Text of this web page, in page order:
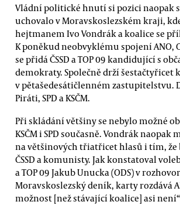
Vládní politické hnutí si pozici naopak
uchovalo v Moravskoslezském kraji,
hejtmanem Ivo Vondrák a koalice se
K poněkud neobvyklému spojení ANO,
se přidá ČSSD a TOP 09 kandidující s
demokraty. Společně drží šestačtyřicet
v pětašedesátičlenném zastupitelstvu.
Piráti, SPD a KSČM.
Při skládání většiny se nebylo možné
KSČM i SPD současně. Vondrák
na většinových třiatřicet hlasů i tím, že
ČSSD a komunisty. Jak konstatoval
a TOP 09 Jakub Unucka (ODS) v
Moravskoslezský deník, karty rozdává
možnost [než stávající koalice] asi